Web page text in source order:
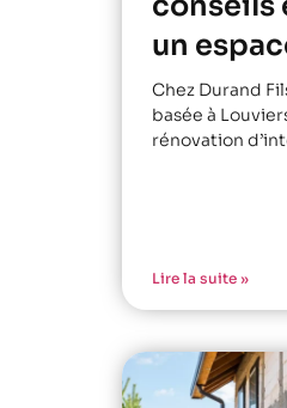
un
Chez Durand
basée à
rénovation
Lire la suite »